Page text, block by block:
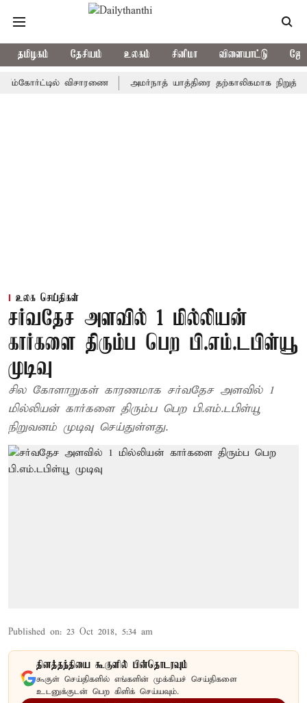
தமிழகம் தேசியம் உலகம் சினிமா விளையாட்டு
விசாரணை அமர்நாத் யாத்திரை தற்காலிகமாக நிறுத்தம்
உலக செய்திகள்
சர்வதேச அளவில் 1 மில்லியன்
கார்களை திரும்ப பெற பி.எம்.டபிள்யூ
முடிவு
சில கோளாறுகள் காரணமாக சர்வதேச அளவில் 1
மில்லியன் கார்களை திரும்ப பெற பி.எம்.டபிள்யூ
நிறுவனம் முடிவு செய்துள்ளது.
Published on: 23 Oct 2018, 5:34 am
தினத்தந்தியை கூகுளில் பின்தொடரவும்
கூகுள் செய்திகளில் எங்களின் முக்கியச் செய்திகளை
உடனுக்குடன் பெற கிளிக் செய்யவும்.